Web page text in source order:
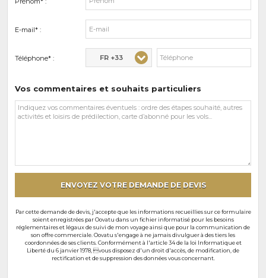
E-mail* :
Téléphone* : FR +33
Vos commentaires et souhaits particuliers
Vos
commentaires
ENVOYEZ VOTRE DEMANDE DE DEVIS
Par cette demande de devis, j'accepte que les informations recueillies sur ce formulaire
soient enregistrées par Oovatu dans un fichier informatisé pour les besoins
réglementaires et légaux de suivi de mon voyage ainsi que pour la communication de
son offre commerciale. Oovatu s'engage à ne jamais divulguer à des tiers les
coordonnées de ses clients. Conformément à l'article 34 de la loi Informatique et
Liberté du 6 janvier 1978, vous disposez d'un droit d'accès, de modification, de
rectification et de suppression des données vous concernant.